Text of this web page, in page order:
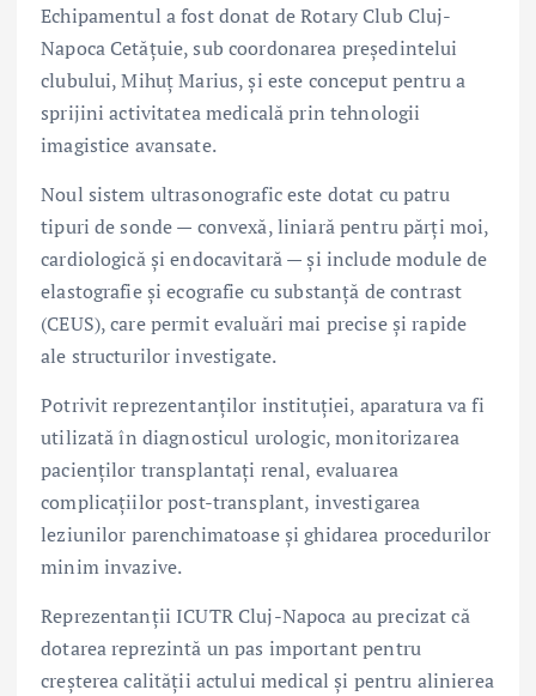
Echipamentul a fost donat de Rotary Club Cluj-
Napoca Cetățuie, sub coordonarea președintelui
clubului, Mihuț Marius, și este conceput pentru a
sprijini activitatea medicală prin tehnologii
imagistice avansate.
Noul sistem ultrasonografic este dotat cu patru
tipuri de sonde — convexă, liniară pentru părți moi,
cardiologică și endocavitară — și include module de
elastografie și ecografie cu substanță de contrast
(CEUS), care permit evaluări mai precise și rapide
ale structurilor investigate.
Potrivit reprezentanților instituției, aparatura va fi
utilizată în diagnosticul urologic, monitorizarea
pacienților transplantați renal, evaluarea
complicațiilor post-transplant, investigarea
leziunilor parenchimatoase și ghidarea procedurilor
minim invazive.
Reprezentanții ICUTR Cluj-Napoca au precizat că
dotarea reprezintă un pas important pentru
creșterea calității actului medical și pentru alinierea